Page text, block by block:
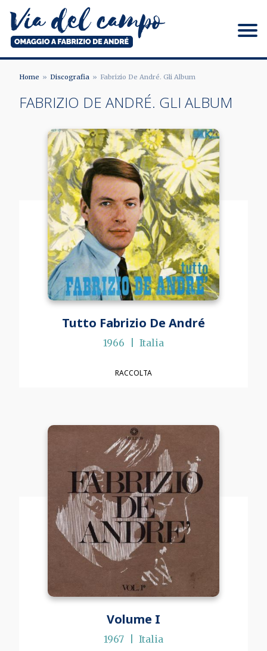
contenuto
principale
Via del campo
BRICIOLE
PANE
Home Discografia Fabrizio De André. Gli Album
FABRIZIO DE ANDRÉ. GLI ALBUM
Tutto Fabrizio De André
1966 Italia
RACCOLTA
Volume I
1967 Italia